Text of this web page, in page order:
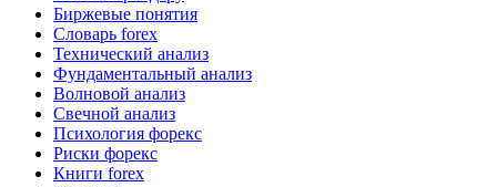
Биржевые понятия
Словарь forex
Технический анализ
Фундаментальный анализ
Волновой анализ
Свечной анализ
Психология форекс
Риски форекс
Книги forex